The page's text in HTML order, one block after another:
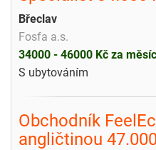
Břeclav
Fosfa a.s.
34000 - 46000 Kč za měsíc
S ubytováním
Obchodník
angličtinou